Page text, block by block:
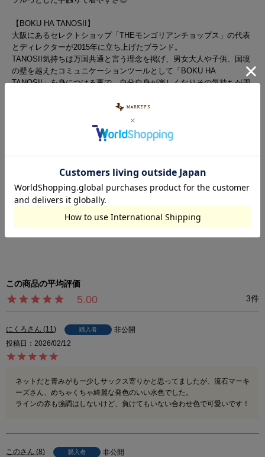
【BOKU HA TANOSII】
大阪にあるセレクトショップ「THEモンゴリアンチョップス」の代表
とディレクターが2015年に立ち上げたブランド。
TANOSII気持ちは万国共通と言う理念を掲げ、男女大人や子供、国境
の壁を越えたコミュニケーションツールとして「BOKU HA
TANOSII」を身につける事で、自分自身が楽しくなりその気持ちが周
■サイドポケット2つあり
※カラーバリエーションの平置き画像が実際に近いお色味になっておりま
す。
※尚、お客様のご使用のモニターやブラウザなどの環境により、実物と異な
る場合がございます。
5.00 3
にくろ 11 購入者
非公開
投稿日
2026/02/12
ネットだと青みがもー少しサックス寄りかと思ってましたが、流石マーキ
ーズさん、めちゃくちゃ綺麗な発色のいい水色でした。
ラインの赤も強調はしないけど、負けてもいない合わせ色で可愛いです！
この 8 購入者
非公開